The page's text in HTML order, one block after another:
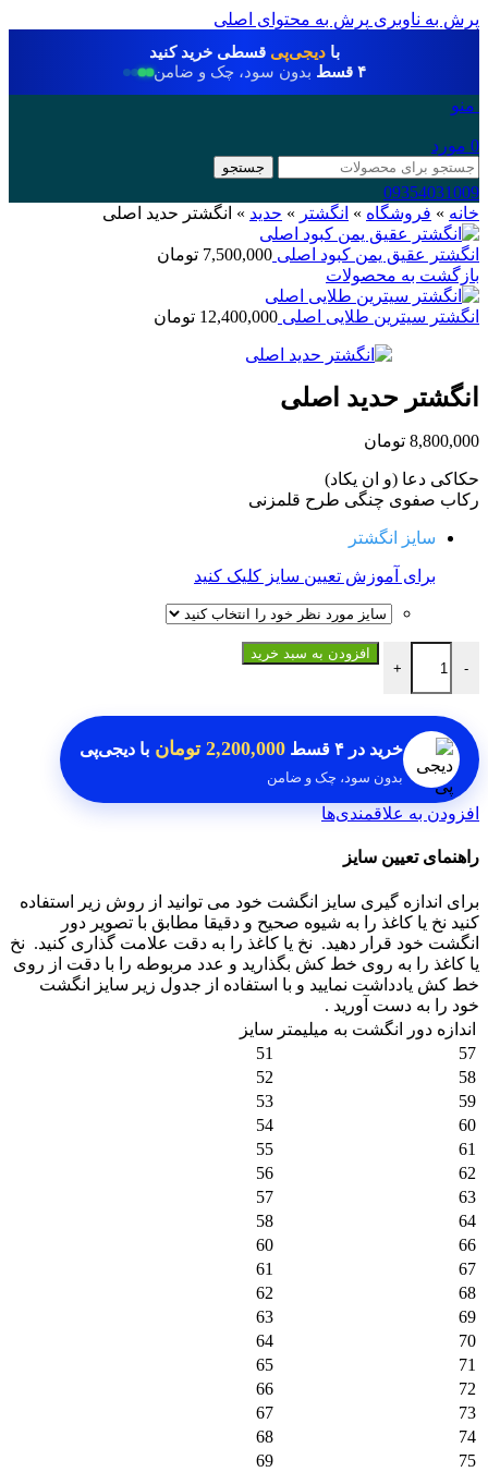
پرش به ناوبری پرش به محتوای اصلی
بادیجی‌پی قسطی خرید کنید
۴ قسط
بدون سود، چک و ضامن
منو
0 مورد
جستجو
09354031009
خانه » فروشگاه » انگشتر » حدید » انگشتر حدید اصلی
انگشتر عقیق یمن کبود اصلی 7,500,000 تومان
بازگشت به محصولات
انگشتر سیترین طلایی اصلی 12,400,000 تومان
انگشتر حدید اصلی
8,800,000 تومان
حکاکی دعا (و ان یکاد)
رکاب صفوی چنگی طرح قلمزنی
سایز انگشتر
برای آموزش تعیین سایز کلیک کنید
-
انگشتر حدید اصلی عدد
+
افزودن به سبد خرید
خرید در ۴ قسط 2,200,000 تومان با دیجی‌پی
بدون سود، چک و ضامن
افزودن به علاقمندی‌ها
راهنمای تعیین سایز
برای اندازه گیری سایز انگشت خود می توانید از روش زیر استفاده
کنید نخ یا کاغذ را به شیوه صحیح و دقیقا مطابق با تصویر دور
انگشت خود قرار دهید. نخ یا کاغذ را به دقت علامت گذاری کنید. نخ
یا کاغذ را به روی خط کش بگذارید و عدد مربوطه را با دقت از روی
خط کش یادداشت نمایید و با استفاده از جدول زیر سایز انگشت
خود را به دست آورید .
اندازه دور انگشت به میلیمتر سایز
57
51
58
52
59
53
60
54
61
55
62
56
63
57
64
58
66
60
67
61
68
62
69
63
70
64
71
65
72
66
73
67
74
68
75
69